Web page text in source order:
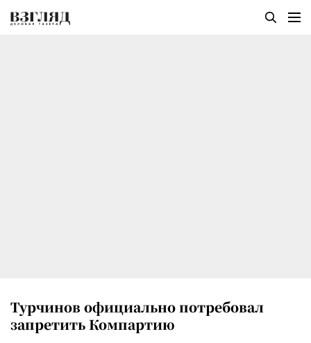
Турчинов официально потребовал
запретить Компартию